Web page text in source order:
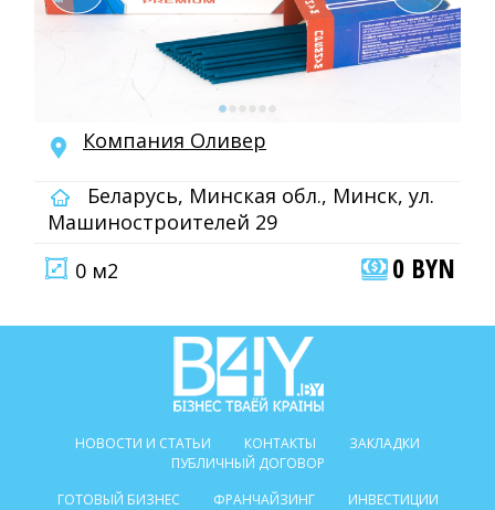
Компания Оливер
Беларусь, Минская обл., Минск, ул.
Машиностроителей 29
0 м2
0 BYN
НОВОСТИ И СТАТЬИ КОНТАКТЫ
ЗАКЛАДКИ
ПУБЛИЧНЫЙ ДОГОВОР
ГОТОВЫЙ БИЗНЕС
ФРАНЧАЙЗИНГ ИНВЕСТИЦИИ